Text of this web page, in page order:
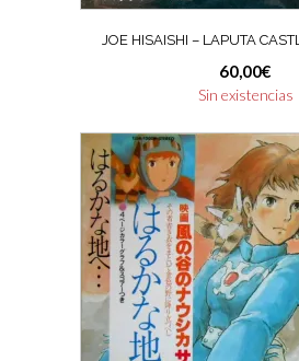
JOE HISAISHI – LAPUTA
60,00€
Sin existencias